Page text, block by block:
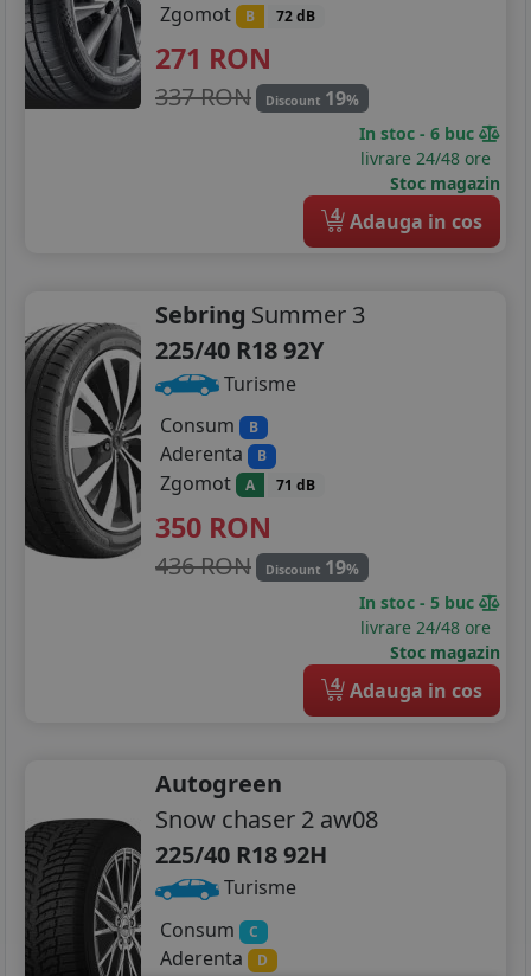
Zgomot B 72 dB
271 RON
337 RON Discount 19%
In stoc - 6 buc
livrare 24/48 ore
Stoc magazin
4 Adauga in cos
Sebring Summer 3
225/40 R18 92Y
Turisme
Consum
B
Aderenta B
Zgomot A 71 dB
350 RON
436 RON Discount 19%
In stoc - 5 buc
livrare 24/48 ore
Stoc magazin
4 Adauga in cos
Autogreen
Snow chaser 2 aw08
225/40 R18 92H
Turisme
Consum
C
Aderenta D